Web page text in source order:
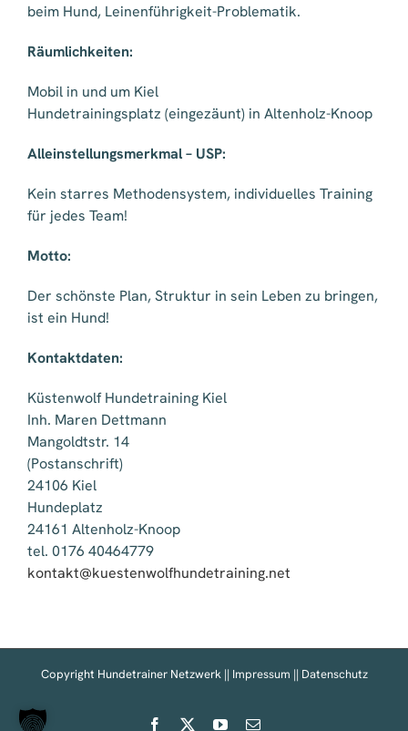
beim Hund, Leinenführigkeit-Problematik.
Räumlichkeiten:
Mobil in und um Kiel
Hundetrainingsplatz (eingezäunt) in Altenholz-Knoop
Alleinstellungsmerkmal – USP:
Kein starres Methodensystem, individuelles Training
für jedes Team!
Motto:
Der schönste Plan, Struktur in sein Leben zu bringen,
ist ein Hund!
Kontaktdaten:
Küstenwolf Hundetraining Kiel
Inh. Maren Dettmann
Mangoldtstr. 14
(Postanschrift)
24106 Kiel
Hundeplatz
24161 Altenholz-Knoop
tel. 0176 40464779
kontakt@kuestenwolfhundetraining.net
Copyright Hundetrainer Netzwerk || Impressum || Datenschutz
Facebook YouTube
E-